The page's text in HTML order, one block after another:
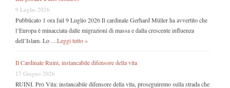
9 Luglio 2026
Pubblicato 1 ora fail 9 Luglio 2026 Il cardinale Gerhard Müller ha avvertito che
l’Europa è minacciata dalle migrazioni di massa e dalla crescente influenza
dell’Islam. Lo … Leggi tutto »
Il Cardinale Ruini, instancabile difensore della vita
17 Giugno 2026
RUINI. Pro Vita: instancabile difensore della vita, proseguiremo sulla strada che